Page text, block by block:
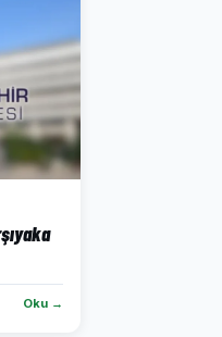
Oku →